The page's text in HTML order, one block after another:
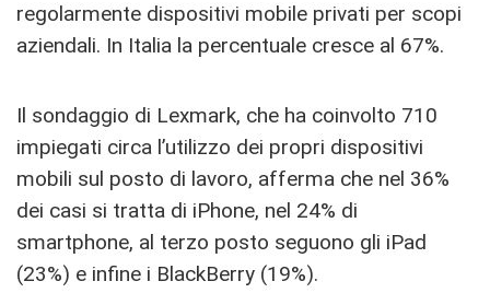
regolarmente dispositivi mobile privati per scopi
aziendali. In Italia la percentuale cresce al 67%.
Il sondaggio di Lexmark, che ha coinvolto 710
impiegati circa l’utilizzo dei propri dispositivi
mobili sul posto di lavoro, afferma che nel 36%
dei casi si tratta di iPhone, nel 24% di
smartphone, al terzo posto seguono gli iPad
(23%) e infine i BlackBerry (19%).